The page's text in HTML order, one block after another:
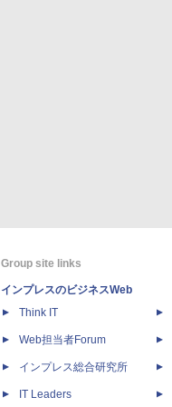
Group site links
インプレスのビジネスWeb
Think IT
Web担当者Forum
インプレス総合研究所
IT Leaders